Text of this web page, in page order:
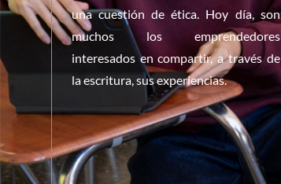
una cuestión de ética. Hoy día, son
muchos los emprendedores
interesados en compartir, a través de
la escritura, sus experiencias.